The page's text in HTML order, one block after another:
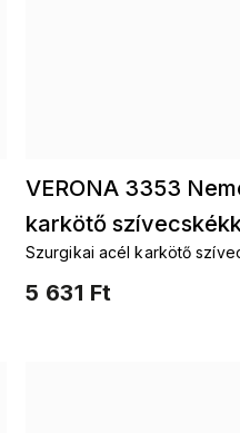
VERONA 3353
karkötő
cirkóniával
5 631 Ft
Szurgikai acél karkötő